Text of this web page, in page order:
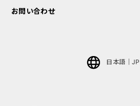
お問い合わせ
日本語 JP